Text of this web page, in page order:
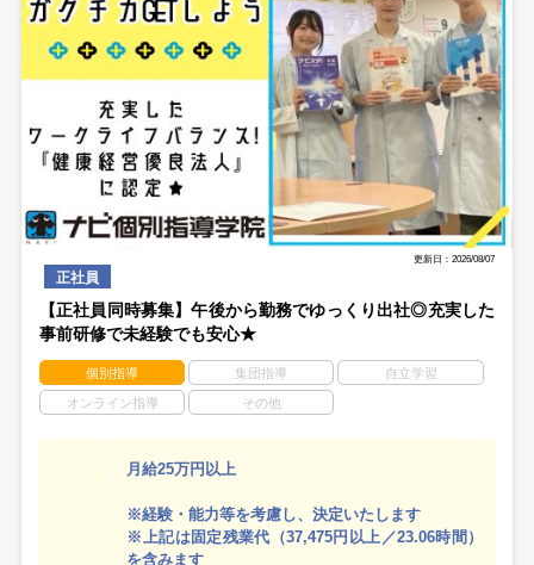
更新日：2026/08/07
正社員
【正社員同時募集】午後から勤務でゆっくり出社◎充実した
事前研修で未経験でも安心★
個別指導 集団指導 自立学習
オンライン指導 その他
月給25万円以上
※経験・能力等を考慮し、決定いたします
※上記は固定残業代（37,475円以上／23.06時間）
を含みます